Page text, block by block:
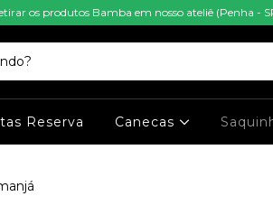
os produtos Bamba em nosso ateliê (Penha -
Reserva Canecas